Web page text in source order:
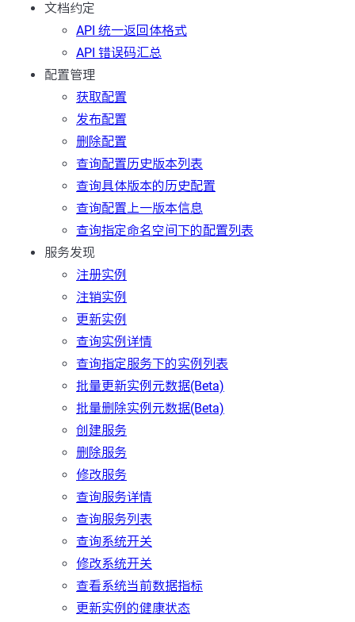
文档约定
API 统一返回体格式
API 错误码汇总
配置管理
获取配置
发布配置
删除配置
查询配置历史版本列表
查询具体版本的历史配置
查询配置上一版本信息
查询指定命名空间下的配置列表
服务发现
注册实例
注销实例
更新实例
查询实例详情
查询指定服务下的实例列表
批量更新实例元数据(Beta)
批量删除实例元数据(Beta)
创建服务
删除服务
修改服务
查询服务详情
查询服务列表
查询系统开关
修改系统开关
查看系统当前数据指标
更新实例的健康状态